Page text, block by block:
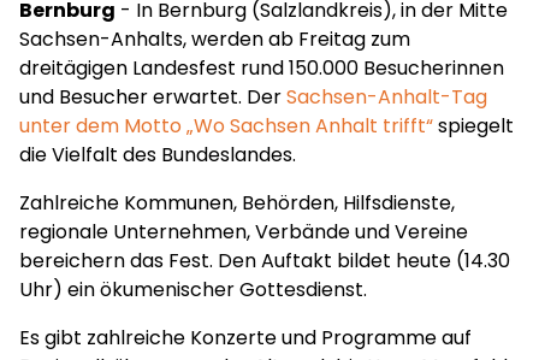
Bernburg - In Bernburg (Salzlandkreis), in der Mitte
Sachsen-Anhalts, werden ab Freitag zum
dreitägigen Landesfest rund 150.000 Besucherinnen
und Besucher erwartet. DerSachsen-Anhalt-Tag
unter dem Motto „Wo Sachsen Anhalt trifft“spiegelt
die Vielfalt des Bundeslandes.
Zahlreiche Kommunen, Behörden, Hilfsdienste,
regionale Unternehmen, Verbände und Vereine
bereichern das Fest. Den Auftakt bildet heute (14.30
Uhr) ein ökumenischer Gottesdienst.
Es gibt zahlreiche Konzerte und Programme auf